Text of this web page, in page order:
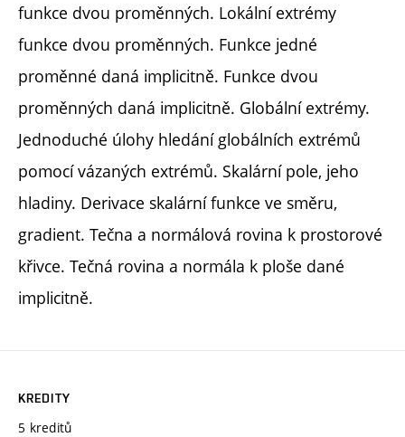
funkce dvou proměnných. Lokální extrémy
funkce dvou proměnných. Funkce jedné
proměnné daná implicitně. Funkce dvou
proměnných daná implicitně. Globální extrémy.
Jednoduché úlohy hledání globálních extrémů
pomocí vázaných extrémů. Skalární pole, jeho
hladiny. Derivace skalární funkce ve směru,
gradient. Tečna a normálová rovina k prostorové
křivce. Tečná rovina a normála k ploše dané
implicitně.
KREDITY
5 kreditů